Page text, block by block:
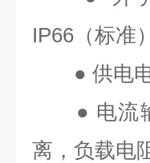
IP66 （标
● 供电
● 电流
离，负载电